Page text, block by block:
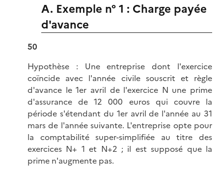
A. Exemple n° 1 : Charge payée
d'avance
50
Hypothèse : Une entreprise dont l'exercice
coïncide avec l'année civile souscrit et règle
d'avance le 1er avril de l'exercice N une prime
d'assurance de 12 000 euros qui couvre la
période s'étendant du 1er avril de l'année au 31
mars de l'année suivante. L'entreprise opte pour
la comptabilité super-simplifiée au titre des
exercices N+ 1 et N+2 ; il est supposé que la
prime n'augmente pas.